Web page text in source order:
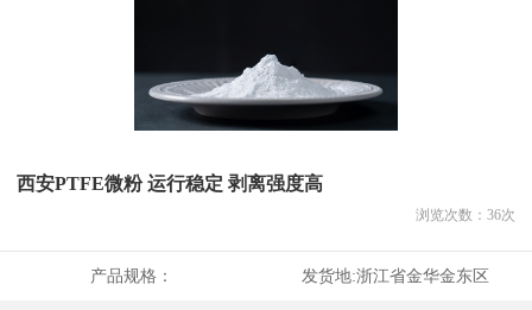
西安PTFE微粉 运行稳定 剥离强度高
浏览次数： 36次
产品规格： 发货地:浙江省金华金东区